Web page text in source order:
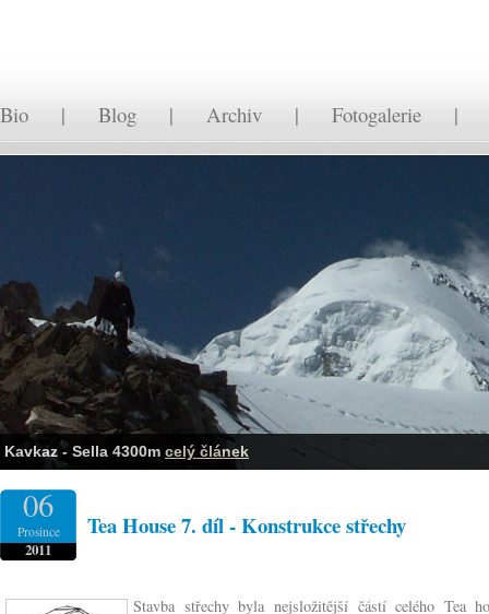
Bio | Blog | Archiv | Fotogalerie
Kavkaz - Sella 4300m celý článek
06
Prosince
2011
Tea House 7. díl - Konstrukce střechy
Stavba střechy byla nejsložitější částí celého Tea